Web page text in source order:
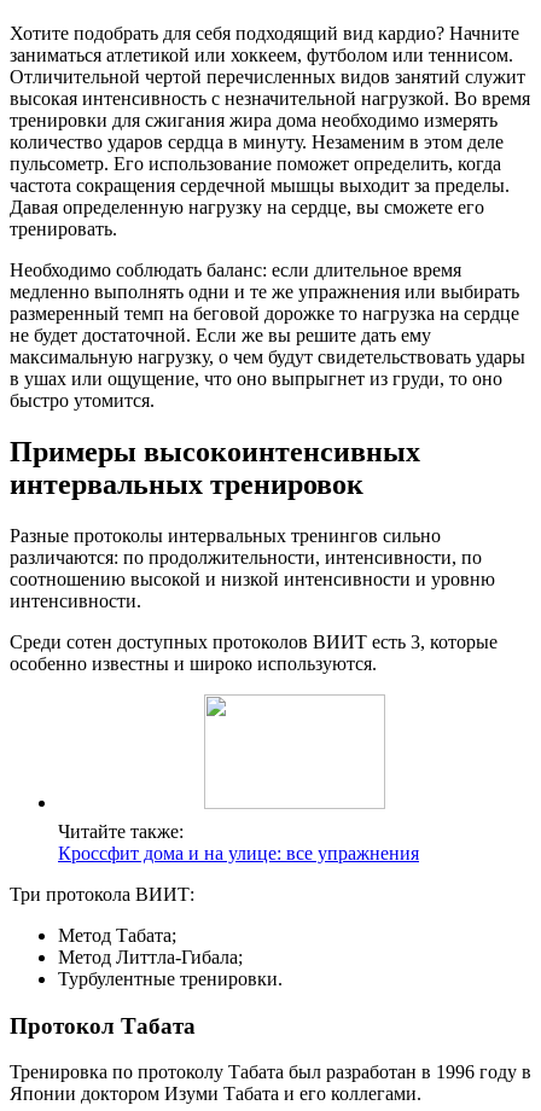
Хотите подобрать для себя подходящий вид кардио? Начните
заниматься атлетикой или хоккеем, футболом или теннисом.
Отличительной чертой перечисленных видов занятий служит
высокая интенсивность с незначительной нагрузкой. Во время
тренировки для сжигания жира дома необходимо измерять
количество ударов сердца в минуту. Незаменим в этом деле
пульсометр. Его использование поможет определить, когда
частота сокращения сердечной мышцы выходит за пределы.
Давая определенную нагрузку на сердце, вы сможете его
тренировать.
Необходимо соблюдать баланс: если длительное время
медленно выполнять одни и те же упражнения или выбирать
размеренный темп на беговой дорожке то нагрузка на сердце
не будет достаточной. Если же вы решите дать ему
максимальную нагрузку, о чем будут свидетельствовать удары
в ушах или ощущение, что оно выпрыгнет из груди, то оно
быстро утомится.
Примеры высокоинтенсивных
интервальных тренировок
Разные протоколы интервальных тренингов сильно
различаются: по продолжительности, интенсивности, по
соотношению высокой и низкой интенсивности и уровню
интенсивности.
Среди сотен доступных протоколов ВИИТ есть 3, которые
особенно известны и широко используются.
Читайте также:
Кроссфит дома и на улице: все упражнения
Три протокола ВИИТ:
Метод Табата;
Метод Литтла-Гибала;
Турбулентные тренировки.
Протокол Табата
Тренировка по протоколу Табата был разработан в 1996 году в
Японии доктором Изуми Табата и его коллегами.